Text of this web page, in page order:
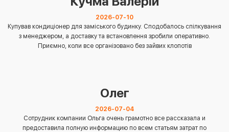
2026-07-10
Купував кондиціонер для заміського будинку. Сподобалось спілкування
з менеджером, а доставку та встановлення зробили оперативно.
Приємно, коли все організовано без зайвих клопотів
Олег
2026-07-04
Сотрудник компании Ольга очень грамотно все рассказала и
предоставила полную информацию по всем статьям затрат по